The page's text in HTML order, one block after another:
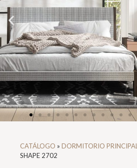
CATÁLOGO » DORMITORIO PRINCIPAL
SHAPE 2702